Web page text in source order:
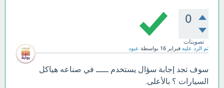
0
تصويتات
تم الرد عليه فبراير 16 بواسطة عبود
سوف تجد إجابة سؤال يستخدم ـــــ في صناعه هياكل
السيارات ؟ بالأعلى.